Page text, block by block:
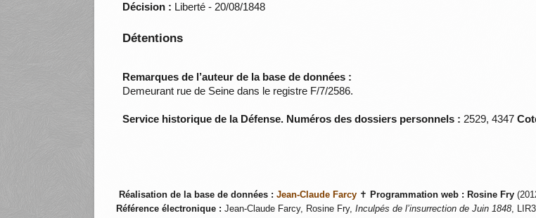
Décision : Liberté - 20/08/1848
Détentions
Remarques de l’auteur de la base de données :
Demeurant rue de Seine dans le registre F/7/2586.
Service historique de la Défense. Numéros des dossiers personnels : 2529, 4347
Réalisation de la base de données : Jean-Claude Farcy✝ Programmation web : Rosine Fry
Référence électronique : Jean-Claude Farcy, Rosine Fry, Inculpés de l’insurrection de Juin 1848,